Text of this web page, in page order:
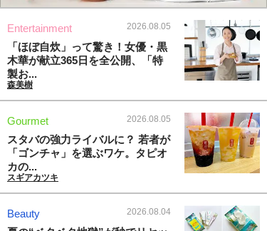
Entertainment 2026.08.05
「ほぼ自炊」って驚き！女優・黒
木華が献立365日を全公開、「特
製お...
森美樹
Gourmet 2026.08.05
スタバの強力ライバルに？ 若者が
「ゴンチャ」を選ぶワケ。タピオ
カの...
スギアカツキ
Beauty 2026.08.04